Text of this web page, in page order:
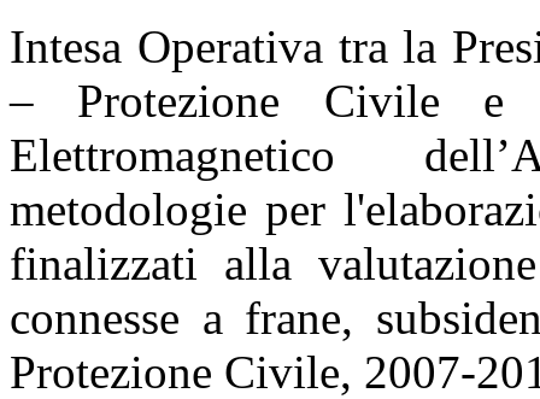
Intesa Operativa trala
– Protezione Civile e
Elettromagnetico
metodologie per
finalizzati alla
connesse a frane,
Protezione Civile, 2007-